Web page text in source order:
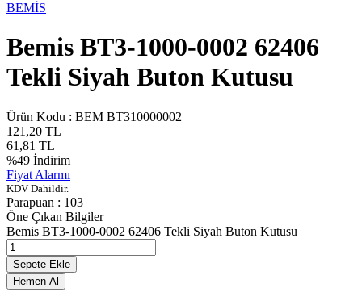
BEMİS
Bemis BT3-1000-0002 62406
Tekli Siyah Buton Kutusu
Ürün Kodu : BEM BT310000002
121,20 TL
61,81 TL
%49 İndirim
Fiyat Alarmı
KDV Dahildir.
Parapuan : 103
Öne Çıkan Bilgiler
Bemis BT3-1000-0002 62406 Tekli Siyah Buton Kutusu
Sepete Ekle
Hemen Al